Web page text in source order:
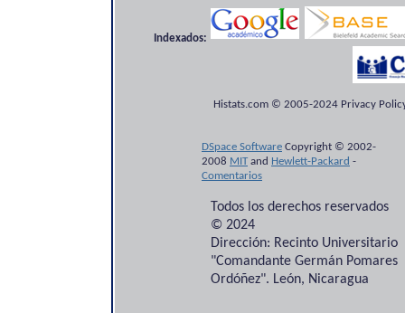
Indexados:
Histats.com © 2005-2024 Privacy
DSpace Software Copyright © 2002-
2008 MITand Hewlett-Packard -
Comentarios
Todos los derechos reservados
© 2024
Dirección: Recinto Universitario
"Comandante Germán Pomares
Ordóñez". León, Nicaragua